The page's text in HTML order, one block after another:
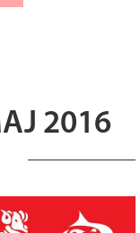
2016